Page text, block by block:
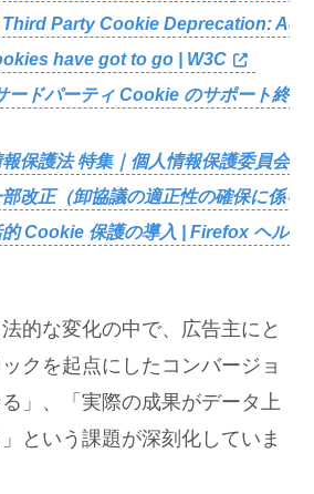
Party Cookie Deprecation: Ad
have got to go | W3C
ードパーティ Cookie のサポート終
保護法 特集｜個人情報保護委員会
改正（卸協議の適正性の確保に係
Cookie 保護の導入 | Firefox ヘルプ
的な変化の中で、広告主にと
クを起点にしたコンバージョ
」、「実際の成果がデータ上
という課題が深刻化していま